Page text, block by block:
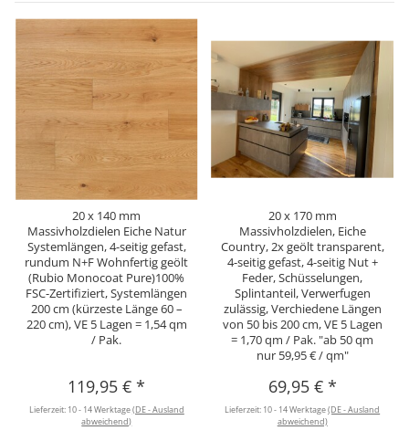
20 x 140 mm
Massivholzdielen Eiche Natur
Systemlängen, 4-seitig gefast,
rundum N+F Wohnfertig geölt
(Rubio Monocoat Pure)100%
FSC-Zertifiziert, Systemlängen
200 cm (kürzeste Länge 60 –
220 cm), VE 5 Lagen = 1,54 qm
/ Pak.
119,95 €*
Lieferzeit: 10 - 14 Werktage(DE - Ausland
abweichend)
20 x 170 mm
Massivholzdielen, Eiche
Country, 2x geölt transparent,
4-seitig gefast, 4-seitig Nut +
Feder, Schüsselungen,
Splintanteil, Verwerfugen
zulässig, Verchiedene Längen
von 50 bis 200 cm, VE 5 Lagen
= 1,70 qm / Pak. "ab 50 qm
nur 59,95 € / qm"
69,95 € *
Lieferzeit: 10 - 14 Werktage(DE - Ausland
abweichend)